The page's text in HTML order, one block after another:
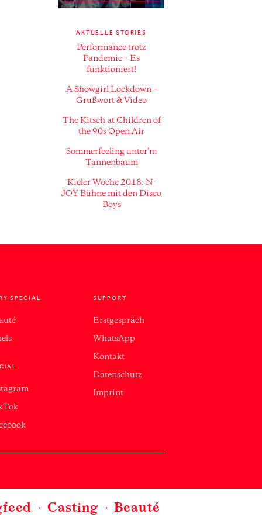
Casting Beauté
AKTUELLE STORIES
Performance trotz
Pandemie – Es
funktioniert!
A Showgirl Lockdown –
Grußwort & Video
The Kitsch at Children of
the 90s Open Air
Sommerfeeling unter’m
Tannenbaum
Kieler Woche 2018: N-
JOY Bühne mit den Disco
Boys
SPECIAL SUPPORT
Erstgespräch
WhatsApp
Kontakt
Datenschutz
Imprint